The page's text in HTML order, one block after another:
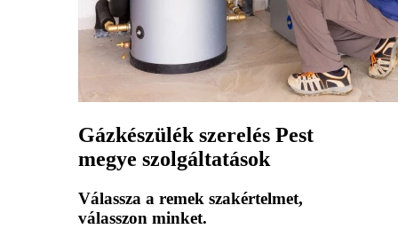
Gázkészülék szerelés Pest
megye szolgáltatások
Válassza a remek szakértelmet,
válasszon minket.